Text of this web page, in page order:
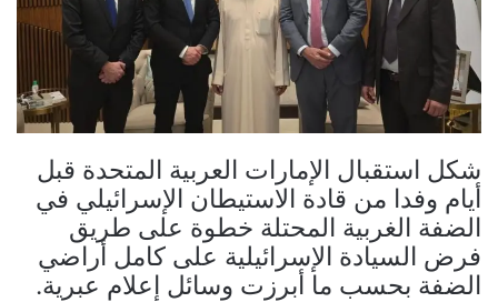
شكل استقبال الإمارات العربية المتحدة قبل
أيام وفدا من قادة الاستيطان الإسرائيلي في
الضفة الغربية المحتلة خطوة على طريق
فرض السيادة الإسرائيلية على كامل أراضي
الضفة بحسب ما أبرزت وسائل إعلام عبرية.